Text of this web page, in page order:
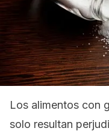
Los alimentos con
solo resultan